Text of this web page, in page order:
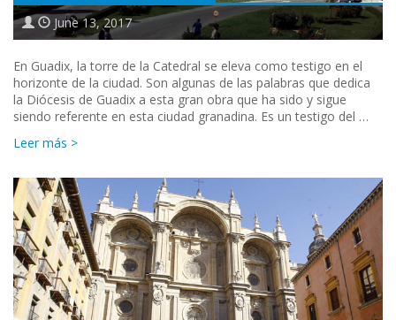
June 13, 2017
En Guadix, la torre de la Catedral se eleva como testigo en el
horizonte de la ciudad. Son algunas de las palabras que dedica
la Diócesis de Guadix a esta gran obra que ha sido y sigue
siendo referente en esta ciudad granadina. Es un testigo del …
Leer más >